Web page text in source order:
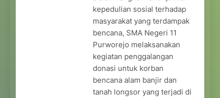
kepedulian sosial terhadap
masyarakat yang terdampak
bencana, SMA Negeri 11
Purworejo melaksanakan
kegiatan penggalangan
donasi untuk korban
bencana alam banjir dan
tanah longsor yang terjadi di